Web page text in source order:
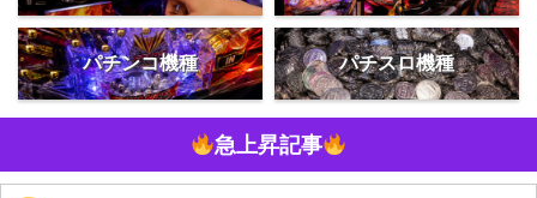
パチンコ機種 パチスロ機種
急上昇記事